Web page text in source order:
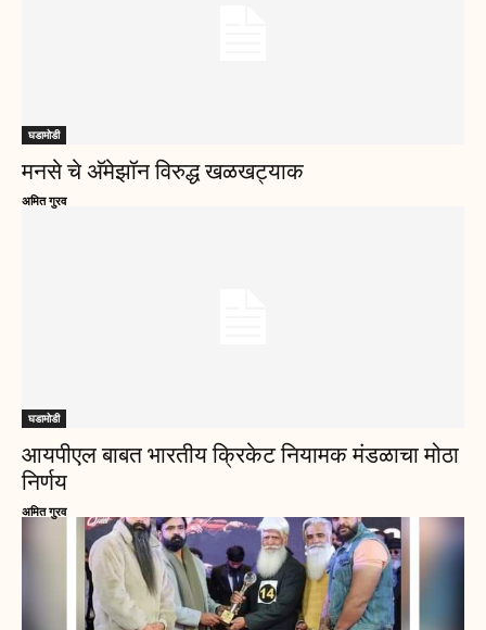
घडामोडी
मनसे चे अ‍ॅमेझॉन विरुद्ध खळखट्याक
अमित गुरव
घडामोडी
आयपीएल बाबत भारतीय क्रिकेट नियामक मंडळाचा मोठा
निर्णय
अमित गुरव